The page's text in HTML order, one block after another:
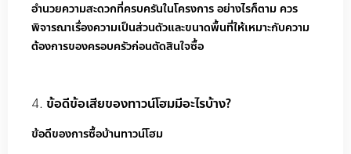
อำนวยความสะดวกที่ครบครันในโครงการ อย่างไรก็ตาม ควร
พิจารณาเรื่องความเป็นส่วนตัวและขนาดพื้นที่ให้เหมาะกับความ
ต้องการของครอบครัวก่อนตัดสินใจซื้อ
ข้อดีข้อเสียของทาวน์โฮมมีอะไรบ้าง?
ข้อดีของการซื้อบ้านทาวน์โฮม